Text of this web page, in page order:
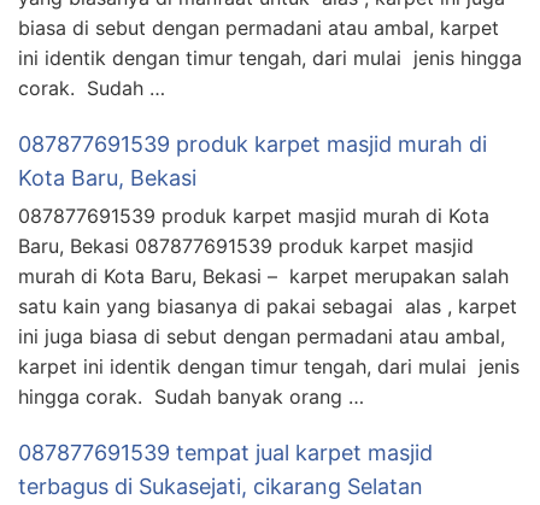
biasa di sebut dengan permadani atau ambal, karpet
ini identik dengan timur tengah, dari mulai jenis hingga
corak. Sudah …
087877691539 produk karpet masjid murah di
Kota Baru, Bekasi
087877691539 produk karpet masjid murah di Kota
Baru, Bekasi 087877691539 produk karpet masjid
murah di Kota Baru, Bekasi – karpet merupakan salah
satu kain yang biasanya di pakai sebagai alas , karpet
ini juga biasa di sebut dengan permadani atau ambal,
karpet ini identik dengan timur tengah, dari mulai jenis
hingga corak. Sudah banyak orang …
087877691539 tempat jual karpet masjid
terbagus di Sukasejati, cikarang Selatan